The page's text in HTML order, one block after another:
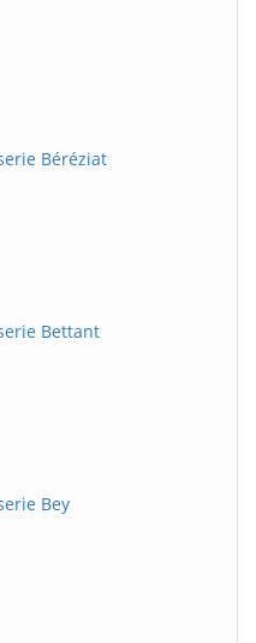
Béréziat
Bettant
Bey